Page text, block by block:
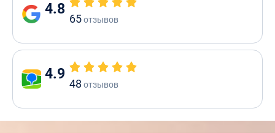
4.8
65отзывов
4.9
48 отзывов